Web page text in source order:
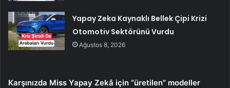
Yapay Zeka Kaynaklı Bellek Çipi Krizi
Otomotiv Sektörünü Vurdu
Ağustos 8, 2026
Karşınızda Miss Yapay Zekâ için “üretilen” modeller